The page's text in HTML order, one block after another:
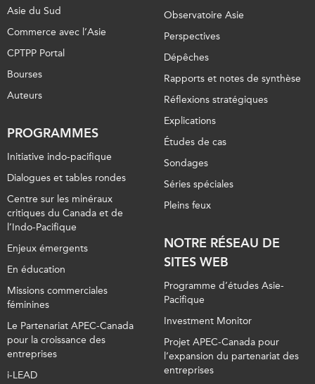
Asie du Sud
Commerce avec l’Asie
CPTPP Portal
Bourses
Auteurs
PROGRAMMES
Initiative indo-pacifique
Dialogues et tables rondes
Centre sur les minéraux
critiques du Canada et de
l’Indo-Pacifique
Enjeux émergents
En éducation
Missions commerciales
féminines
Le Partenariat APEC-Canada
pour la croissance des
entreprises
i-LEAD
Observatoire Asie
Perspectives
Dépêches
Rapports et notes de synthèse
Réflexions stratégiques
Explications
Études de cas
Sondages
Séries spéciales
Pleins feux
NOTRE RÉSEAU DE
SITES WEB
Programme d’études Asie-
Pacifique
Investment Monitor
Projet APEC-Canada pour
l’expansion du partenariat des
entreprises